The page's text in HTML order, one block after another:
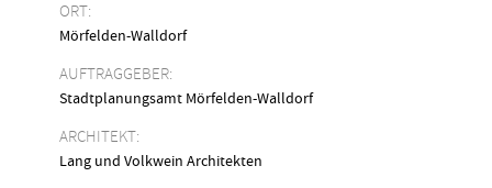
ORT:
Mörfelden-Walldorf
AUFTRAGGEBER:
Stadtplanungsamt Mörfelden-Walldorf
ARCHITEKT:
Lang und Volkwein Architekten